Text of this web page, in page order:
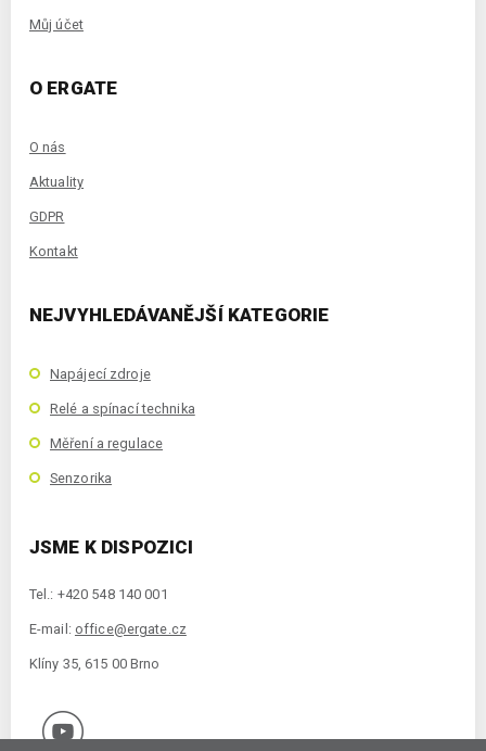
Můj účet
O ERGATE
O nás
Aktuality
GDPR
Kontakt
NEJVYHLEDÁVANĚJŠÍ KATEGORIE
Napájecí zdroje
Relé a spínací technika
Měření a regulace
Senzorika
JSME K DISPOZICI
Tel.: +420 548 140 001
E-mail: office@ergate.cz
Klíny 35, 615 00 Brno